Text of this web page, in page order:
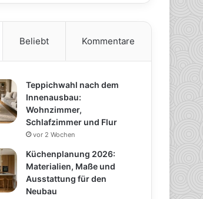
Beliebt Kommentare
Teppichwahl nach dem
Innenausbau:
Wohnzimmer,
Schlafzimmer und Flur
vor 2 Wochen
Küchenplanung 2026:
Materialien, Maße und
Ausstattung für den
Neubau